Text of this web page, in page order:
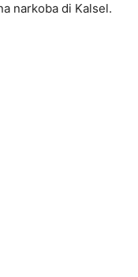
narkoba di Kalsel.